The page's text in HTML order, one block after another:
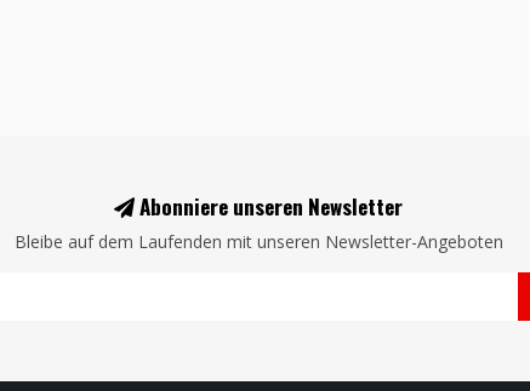
Abonniere unseren Newsletter
Bleibe auf dem Laufenden mit unseren Newsletter-Angeboten